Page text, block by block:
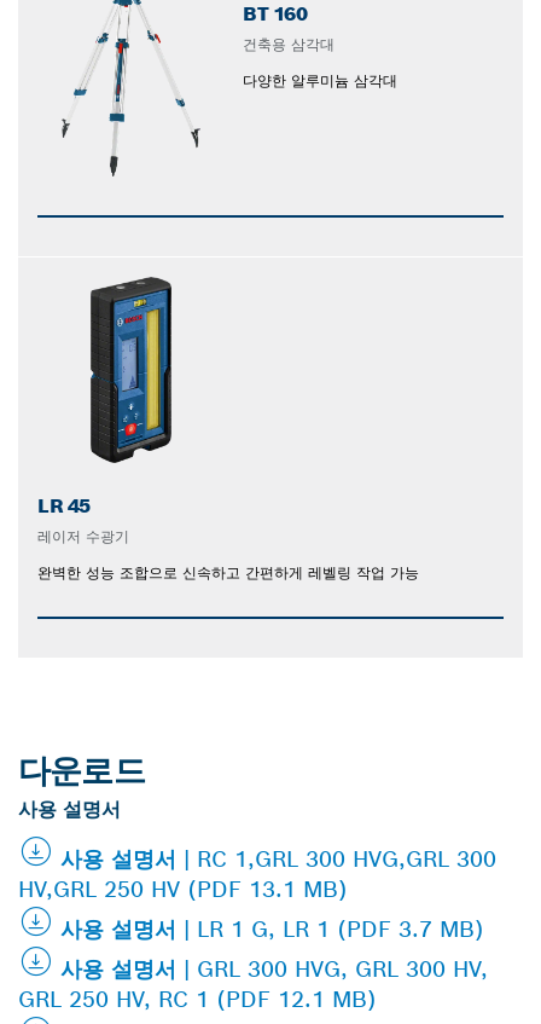
BT 160
건축용 삼각대
다양한 알루미늄 삼각대
LR 45
레이저 수광기
완벽한 성능 조합으로 신속하고 간편하게 레벨링 작업 가능
다운로드
사용 설명서
사용 설명서 | RC 1,GRL 300 HVG,GRL 300
HV,GRL 250 HV (PDF 13.1 MB)
사용 설명서 | LR 1 G, LR 1 (PDF 3.7 MB)
사용 설명서 | GRL 300 HVG, GRL 300 HV,
GRL 250 HV, RC 1 (PDF 12.1 MB)